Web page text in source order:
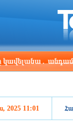
Los
01:19
երկրներն
2025 11:01